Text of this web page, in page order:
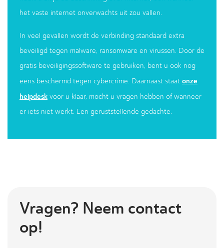
het vaste internet onverwachts uit zou vallen.
In veel gevallen wordt de verbinding standaard extra
beveiligd tegen malware, ransomware en virussen. Door de
gratis beveiligingssoftware te gebruiken, bent u ook nog
eens beschermd tegen cybercrime. Daarnaast staat onze
helpdesk voor u klaar, mocht u vragen hebben of wanneer
er iets niet werkt. Een geruststellende gedachte.
Vragen? Neem contact
op!